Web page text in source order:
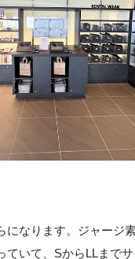
になります。ジャージ
ていて、SからLLまで